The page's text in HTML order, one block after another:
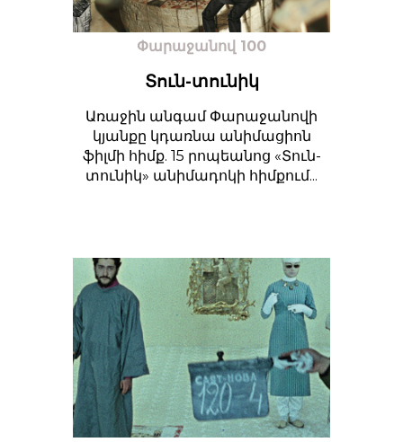
Փարաջանով 100
Տուն-տունիկ
Առաջին անգամ Փարաջանովի
կյանքը կդառնա անիմացիոն
ֆիլմի հիմք. 15 րոպեանոց «Տուն-
տունիկ» անիմադոկի հիմքում...